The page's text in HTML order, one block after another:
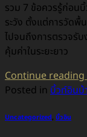
รวม 7 ข้อควรรู้ก่อน
ระวัง ตั้งแต่การวัดพื้
ไปจนถึงการตรวจรับ
คุ้มค่าในระยะยาว
Continue reading
Posted in บิ้วท์อินบ้
Uncategorized, บิ้วอิน